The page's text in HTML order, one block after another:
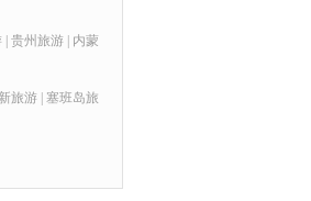
贵州旅游
内蒙
旅游 塞班岛旅